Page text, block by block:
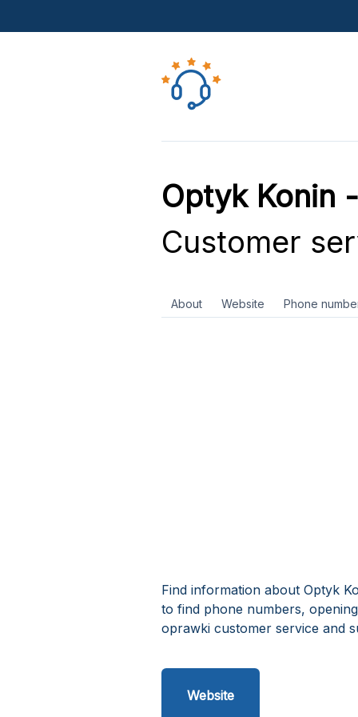
Optyk Konin
Customer
About Website Phone
Find information about Optyk
to find phone numbers,
oprawki customer service and
Website